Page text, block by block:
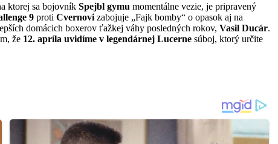
ktorej sa bojovník Spejbl gymu momentálne vezie, je pripravený
9 proti Cvernovi zabojuje „Fajk bomby“ o opasok aj na
domácich boxerov ťažkej váhy posledných rokov, Vasil Ducár.
že 12. apríla uvidíme v legendárnej Lucerne súboj, ktorý určite